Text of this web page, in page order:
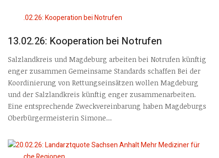
13.02.26: Kooperation bei Notrufen
Salzlandkreis und Magdeburg arbeiten bei Notrufen künftig
enger zusammen Gemeinsame Standards schaffen Bei der
Koordinierung von Rettungseinsätzen wollen Magdeburg
und der Salzlandkreis künftig enger zusammenarbeiten.
Eine entsprechende Zweckvereinbarung haben Magdeburgs
Oberbürgermeisterin Simone...